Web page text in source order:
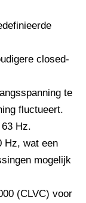
closed-
te
fluctueert.
Hz.
Hz, wat een
mogelijk
(CLVC) voor